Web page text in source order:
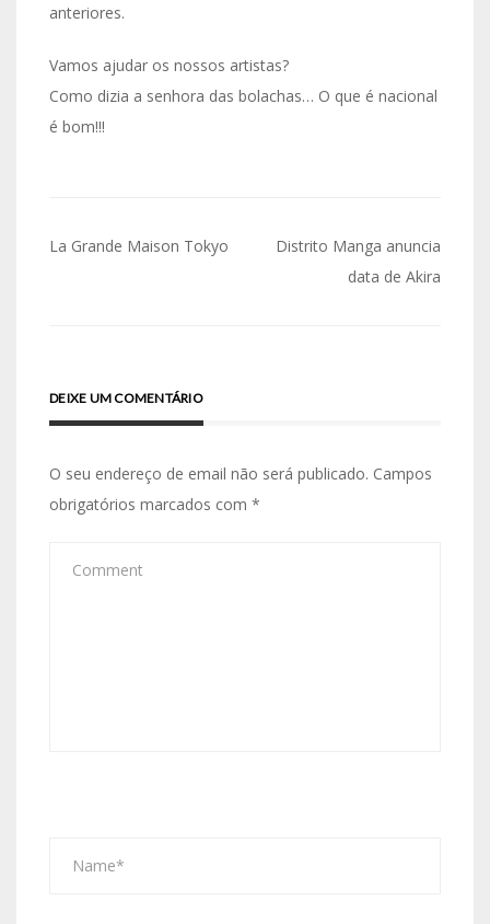
anteriores.
Vamos ajudar os nossos artistas?
Como dizia a senhora das bolachas… O que é nacional
é bom!!!
Navegação
La Grande Maison Tokyo
Distrito Manga anuncia
data de Akira
DEIXE UM COMENTÁRIO
O seu endereço de email não será publicado. Campos
obrigatórios marcados com *